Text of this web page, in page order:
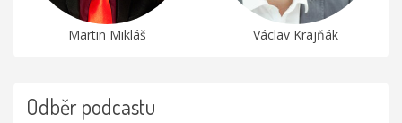
Martin Mikláš Václav Krajňák
Odběr podcastu